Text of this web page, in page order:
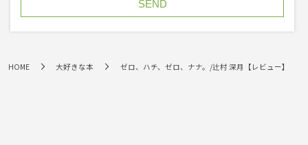
HOME 大好きな本 ゼロ、ハチ、ゼロ、ナナ。/辻村 深月【レビュー】